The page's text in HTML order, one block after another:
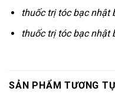
thuốc trị tóc bạc nhật
thuốc trị tóc bạc nhật
SẢN PHẨM TƯƠNG